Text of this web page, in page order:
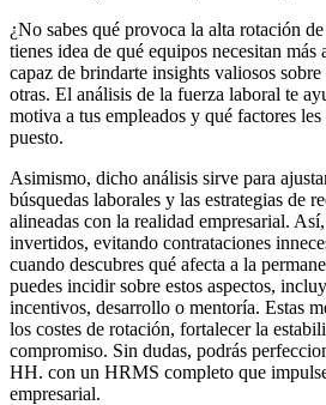
¿No sabes qué provoca la alta rotación
tienes idea de qué equipos necesitan
capaz de brindarte insights valiosos sobre
otras. El análisis de la fuerza laboral te
motiva a tus empleados y qué factores
puesto.
Asimismo, dicho análisis sirve para
búsquedas laborales y las estrategias de
alineadas con la realidad empresarial.
invertidos, evitando contrataciones
cuando descubres qué afecta a la
puedes incidir sobre estos aspectos,
incentivos, desarrollo o mentoría. Estas
los costes de rotación, fortalecer la
compromiso. Sin dudas, podrás
HH. con un HRMS completo que
empresarial.